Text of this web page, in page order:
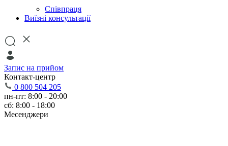
Співпраця
Виїзні консультації
Запис на прийом
Контакт-центр
0 800 504 205
пн-пт: 8:00 - 20:00
сб: 8:00 - 18:00
Месенджери